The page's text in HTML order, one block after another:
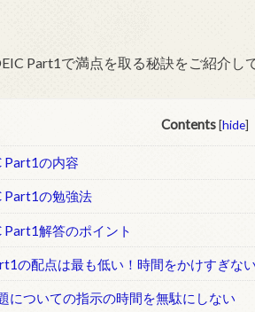
Part1で満点を取る秘訣をご紹介し
Contents [hide]
Part1の内容
Part1の勉強法
Part1解答のポイント
の配点は最も低い！時間をかけすぎな
についての指示の時間を無駄にしない